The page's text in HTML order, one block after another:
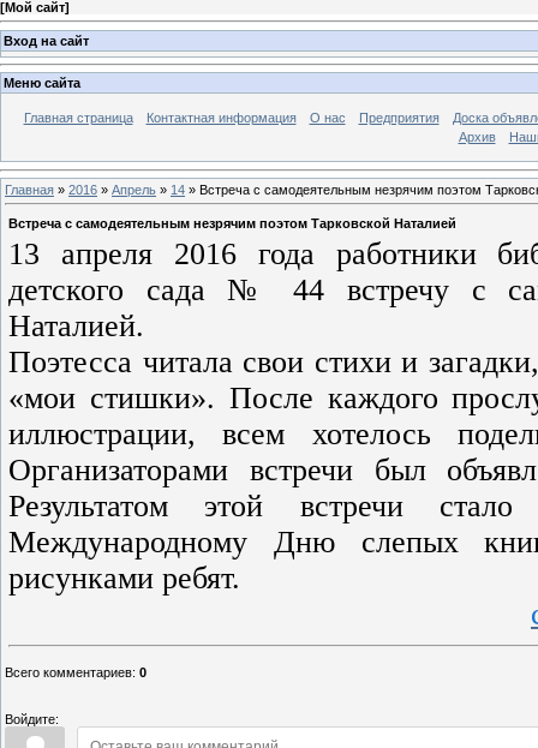
[Мой сайт]
Вход на сайт
Меню сайта
Главная страница Контактная информация О нас Предприятия
Доска
Архив
Главная » 2016 » Апрель » 14 » Встреча с самодеятельным незрячим поэтом
Встреча с самодеятельным незрячим поэтом Тарковской Наталией
13 апреля 2016 года работники
детского сада № 44 встречу с
Наталией.
Поэтесса читала свои стихи и
«мои стишки». После каждого
иллюстрации, всем хотелось
Организаторами встречи был
Результатом этой встречи
Международному Дню слепых
рисунками ребят.
Всего комментариев: 0
Войдите: